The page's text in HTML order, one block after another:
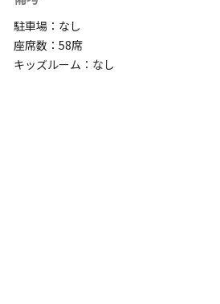
駐車場：なし
座席数：58席
キッズルーム：なし